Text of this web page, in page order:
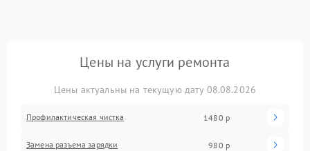
Цены на услуги ремонта
Цены актуальны на текущую дату 08.08.2026
Профилактическая чистка 1480 р
Замена разъема зарядки 980 р